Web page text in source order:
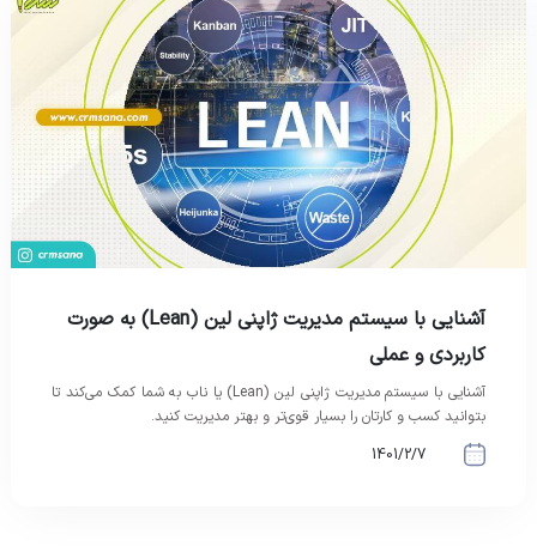
آشنایی با سیستم مدیریت ژاپنی لین (Lean) به صورت
کاربردی و عملی
آشنایی با سیستم مدیریت ژاپنی لین (Lean) یا ناب به شما کمک می‌کند تا
بتوانید کسب و کارتان را بسیار قوی‌تر و بهتر مدیریت کنید.
1401/2/7